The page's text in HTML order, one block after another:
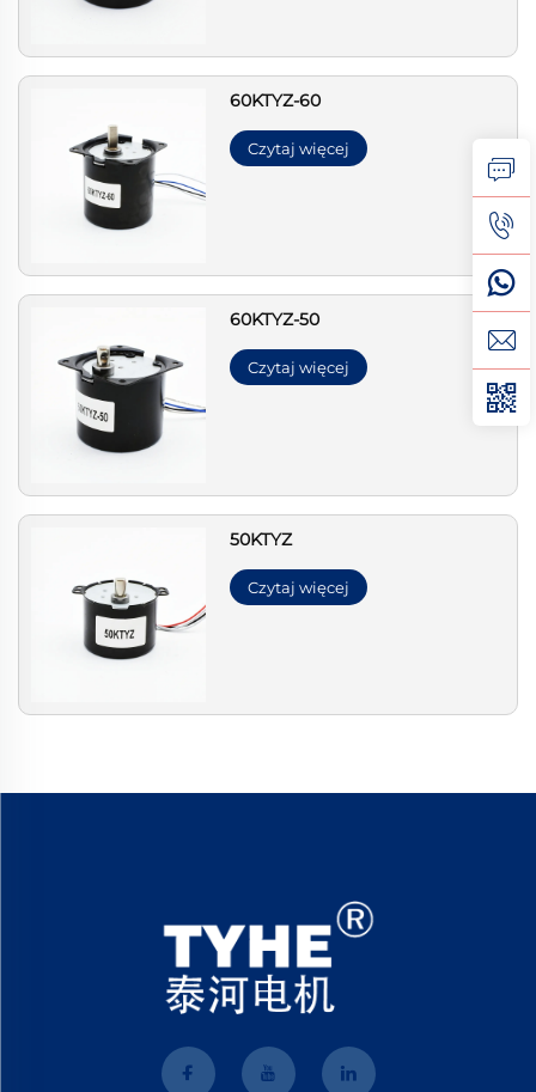
60KTYZ-60
Czytaj więcej
60KTYZ-50
Czytaj więcej
50KTYZ
Czytaj więcej